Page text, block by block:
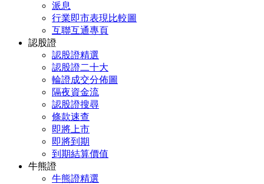
派息
行業即市表現比較圖
互聯互通專頁
認股證
認股證精選
認股證二十大
輪證成交分佈圖
隔夜資金流
認股證搜尋
條款速查
即將上市
即將到期
到期結算價值
牛熊證
牛熊證精選